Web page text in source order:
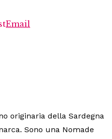
Email
originaria della Sardegna
Sono una Nomade